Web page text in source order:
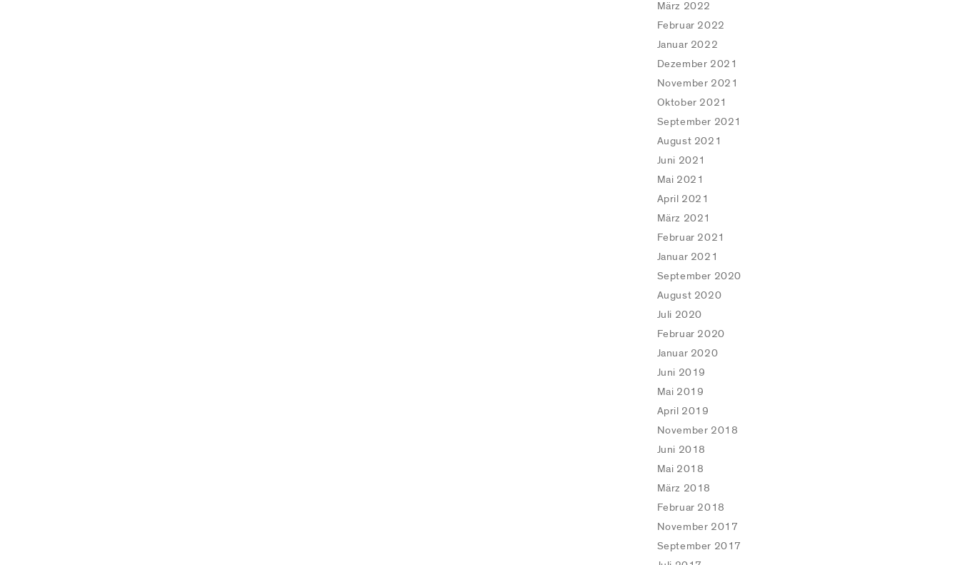
März 2022
Februar 2022
Januar 2022
Dezember 2021
November 2021
Oktober 2021
September 2021
August 2021
Juni 2021
Mai 2021
April 2021
März 2021
Februar 2021
Januar 2021
September 2020
August 2020
Juli 2020
Februar 2020
Januar 2020
Juni 2019
Mai 2019
April 2019
November 2018
Juni 2018
Mai 2018
März 2018
Februar 2018
November 2017
September 2017